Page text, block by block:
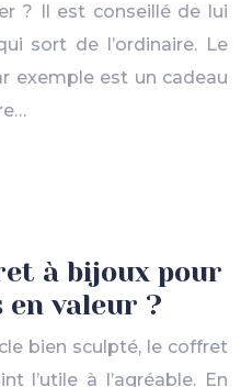
? Il est conseillé de lui
sort de l’ordinaire. Le
exemple est un cadeau
à bijoux pour
valeur ?
bien sculpté, le coffret
l’utile à l’agréable. En